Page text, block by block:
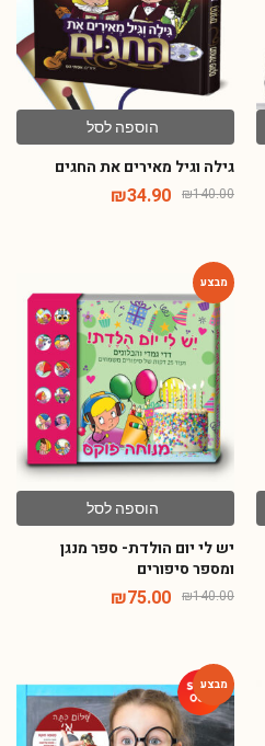
הוספה לסל
גילה וגיל מאירים את החגים
₪140.00
₪34.90
הוספה לסל
יש לי יום הולדת- ספר מנגן
ומספר סיפורים
₪140.00
₪75.00
-48%